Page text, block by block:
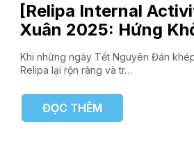
[Relipa Internal
Xuân 2025: Hứng
Ràng, Phát Lộc Ngập
Khi những ngày Tết Nguyên Đán
Relipa lại rộn ràng và tr…
ĐỌC THÊM